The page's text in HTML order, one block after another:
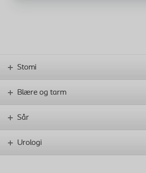
Stomi
Blære og tarm
Sår
Urologi